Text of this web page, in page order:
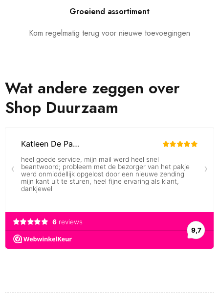
Groeiend assortiment
Kom regelmatig terug voor nieuwe toevoegingen
Wat andere zeggen over
Shop Duurzaam